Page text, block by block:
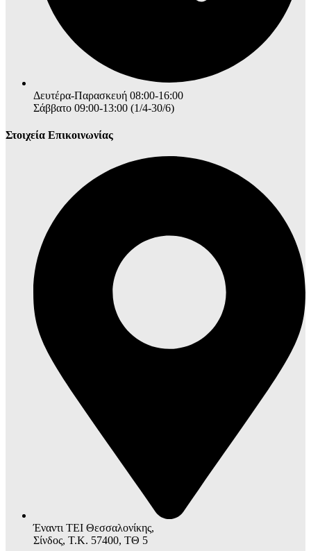
Δευτέρα-Παρασκευή 08:00-16:00
Σάββατο 09:00-13:00 (1/4-30/6)
Στοιχεία Επικοινωνίας
Έναντι ΤΕΙ Θεσσαλονίκης,
Σίνδος, Τ.Κ. 57400, ΤΘ 5